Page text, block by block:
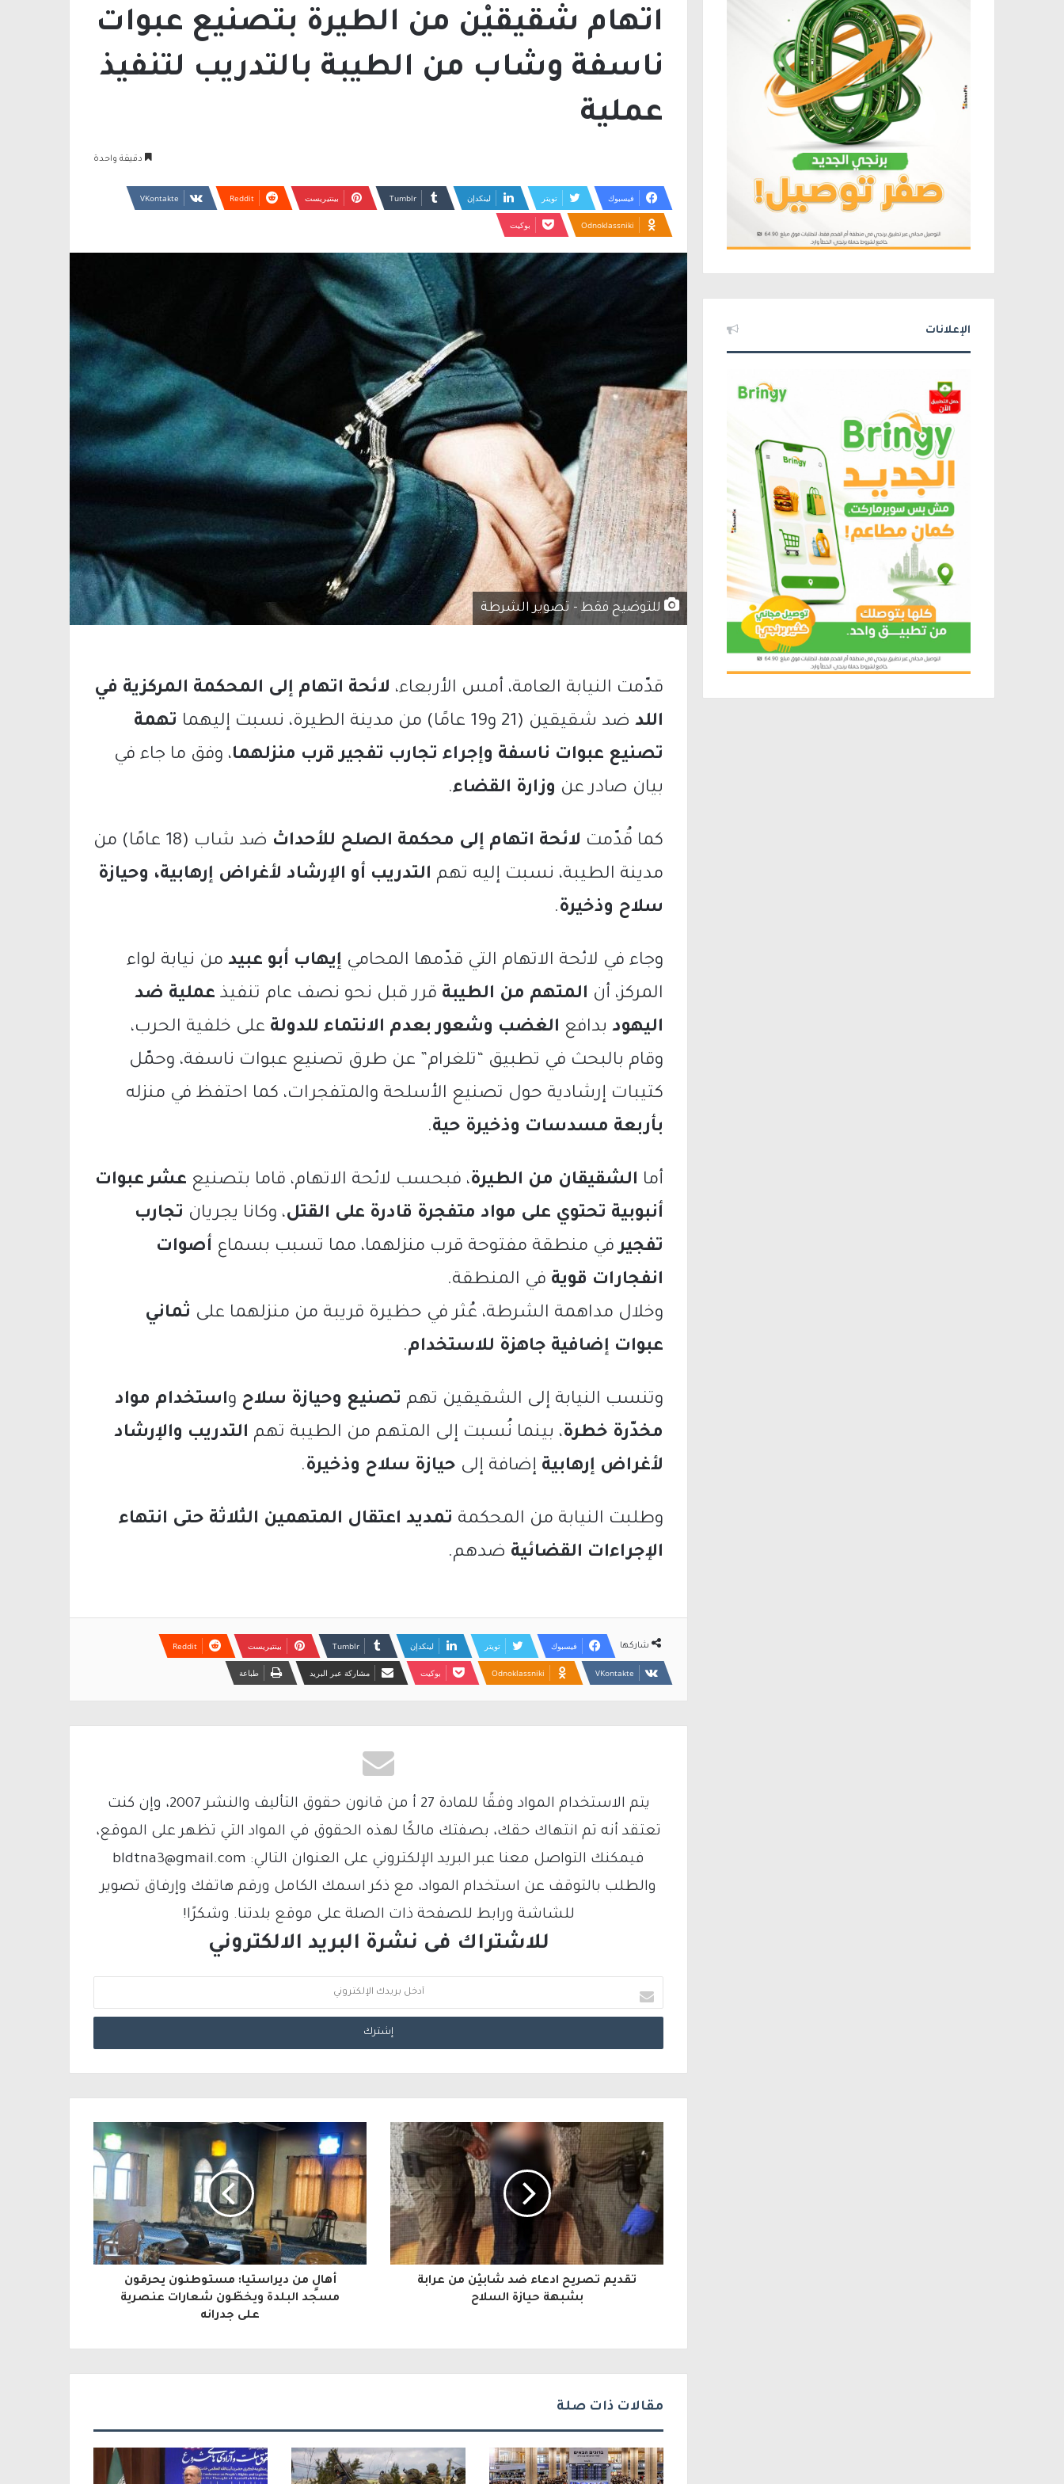
اتهام شقيقيْن من الطيرة بتصنيع عبوات
ناسفة وشاب من الطيبة بالتدريب لتنفيذ
عملية
دقيقة واحدة
فيسبوك تويتر لينكدإن بينتيريست
Odnoklassniki بوكيت
للتوضيح فقط - تصوير الشرطة
قدّمت النيابة العامة، أمس الأربعاء، لائحة اتهام إلى المحكمة المركزية في
اللد ضد شقيقين (21 و19 عامًا) من مدينة الطيرة، نسبت إليهما
تهمة
تصنيع عبوات ناسفة وإجراء تجارب تفجير قرب منزلهما، وفق ما جاء في
بيان صادر عن وزارة القضاء.
كما قُدّمت لائحة اتهام إلى محكمة الصلح للأحداث
ضد شاب (18 عامًا) من
مدينة الطيبة، نسبت إليه تهم التدريب أو الإرشاد لأغراض إرهابية، وحيازة
سلاح وذخيرة.
وجاء في لائحة الاتهام التي قدّمها المحامي إيهاب أبو عبيد من نيابة لواء
المركز، أن المتهم من الطيبة قرر قبل نحو نصف عام تنفيذ عملية ضد
اليهود بدافع الغضب وشعور بعدم الانتماء للدولة على خلفية الحرب،
وقام بالبحث في تطبيق “تلغرام” عن طرق تصنيع عبوات ناسفة، وحمّل
كتيبات إرشادية حول تصنيع الأسلحة والمتفجرات، كما احتفظ في منزله
بأربعة مسدسات وذخيرة حية.
أما الشقيقان من الطيرة، فبحسب لائحة الاتهام، قاما بتصنيع عشر عبوات
أنبوبية تحتوي على مواد متفجرة قادرة على القتل، وكانا يجريان تجارب
تفجيرفي منطقة مفتوحة قرب منزلهما، مما تسبب بسماع أصوات
انفجارات قوية في المنطقة.
وخلال مداهمة الشرطة، عُثر في حظيرة قريبة من منزلهما على ثماني
عبوات إضافية جاهزة للاستخدام.
وتنسب النيابة إلى الشقيقين تهم تصنيع وحيازة سلاح واستخدام مواد
مخدّرة خطرة، بينما نُسبت إلى المتهم من الطيبة تهم التدريب والإرشاد
لأغراض إرهابية إضافة إلى حيازة سلاح وذخيرة.
وطلبت النيابة من المحكمة تمديد اعتقال المتهمين الثلاثة حتى انتهاء
الإجراءات القضائية ضدهم.
شاركها فيسبوك تويتر لينكدإن بينتيريست
Odnoklassniki بوكيت مشاركة عبر البريد طباعة
يتم الاستخدام المواد وفقًا للمادة 27 أ من قانون حقوق التأليف والنشر 2007، وإن كنت
تعتقد أنه تم انتهاك حقك، بصفتك مالكًا لهذه الحقوق في المواد التي تظهر على الموقع،
فيمكنك التواصل معنا عبر البريد الإلكتروني على العنوان التالي: bldtna3@gmail.com
والطلب بالتوقف عن استخدام المواد، مع ذكر اسمك الكامل ورقم هاتفك وإرفاق تصوير
للشاشة ورابط للصفحة ذات الصلة على موقع بلدتنا. وشكرًا!
للاشتراك فى نشرة البريد الالكتروني
د
خ
ل
ب
ر
ي
د
ك
ل
ك
ت
ر
و
ن
تقديم تصريح ادعاء ضد شابيْن من عرابة
بشبهة حيازة السلاح
أهالٍ من ديراستيا: مستوطنون يحرقون
مسجد البلدة ويخطّون شعارات عنصرية
على جدرانه
مقالات ذات صلة
الإعلانات